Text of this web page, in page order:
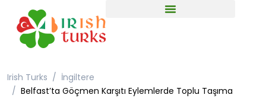
Irish Turks
İngiltere
Belfast’ta Göçmen Karşıtı Eylemlerde Toplu Taşıma